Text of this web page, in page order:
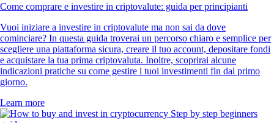
Come comprare e investire in criptovalute: guida per principianti
Vuoi iniziare a investire in criptovalute ma non sai da dove
cominciare? In questa guida troverai un percorso chiaro e semplice per
scegliere una piattaforma sicura, creare il tuo account, depositare fondi
e acquistare la tua prima criptovaluta. Inoltre, scoprirai alcune
indicazioni pratiche su come gestire i tuoi investimenti fin dal primo
giorno.
Learn more